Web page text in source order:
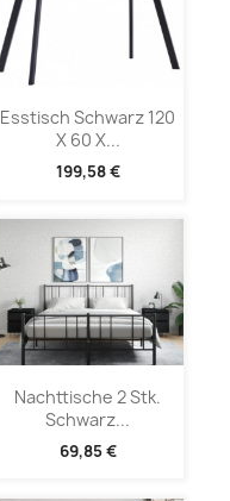
Esstisch Schwarz 120
X 60 X...
199,58 €
Nachttische 2 Stk.
Schwarz...
69,85 €